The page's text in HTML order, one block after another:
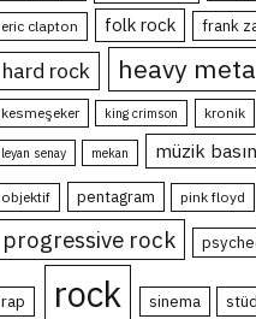
eric clapton folk rock frank
hard rock heavy
kesmeşeker king crimson kronik
leyan senay mekan müzik
objektif pentagram pink floyd
progressive rock
rap rock sinema